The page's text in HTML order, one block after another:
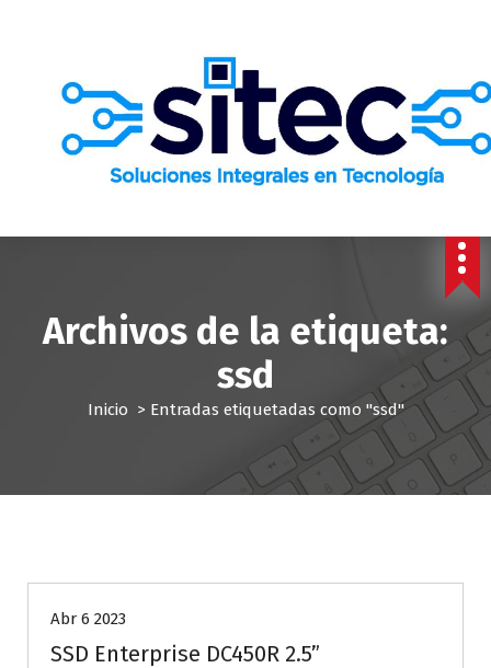
Archivos de la etiqueta:
ssd
Inicio > Entradas etiquetadas como "ssd"
Abr 6 2023
SSD Enterprise DC450R 2.5”